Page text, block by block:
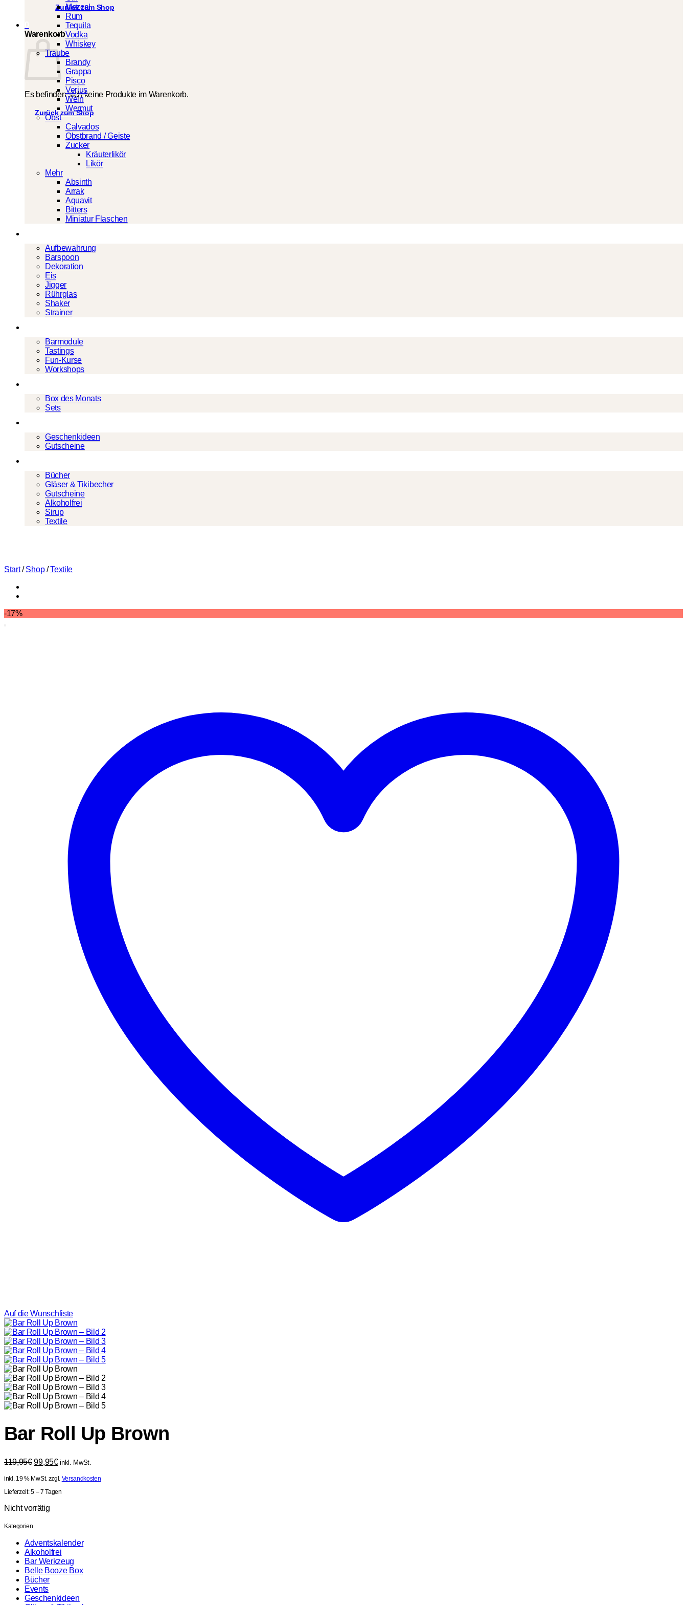
Zurück zum Shop
Warenkorb
Es befinden sich keine Produkte im Warenkorb.
Zurück zum Shop
Mezcal
Rum
Tequila
Vodka
Whiskey
Traube
Brandy
Grappa
Pisco
Verjus
Wein
Wermut
Obst
Calvados
Obstbrand / Geiste
Zucker
Kräuterlikör
Likör
Mehr
Absinth
Arrak
Aquavit
Bitters
Miniatur Flaschen
Aufbewahrung
Barspoon
Dekoration
Eis
Jigger
Rührglas
Shaker
Strainer
Barmodule
Tastings
Fun-Kurse
Workshops
Box des Monats
Sets
Geschenkideen
Gutscheine
Bücher
Gläser & Tikibecher
Gutscheine
Alkoholfrei
Sirup
Textile
Start / Shop / Textile
-17%
Auf die Wunschliste
Bar Roll Up Brown
119,95€Ursprünglicher
war:
119,95€
99,95€Aktueller
ist:
99,95€.
inkl. MwSt.
inkl. 19 % MwSt. zzgl. Versandkosten
Lieferzeit:5 – 7 Tagen
Nicht vorrätig
Kategorien
Adventskalender
Alkoholfrei
Bar Werkzeug
Belle Booze Box
Bücher
Events
Geschenkideen